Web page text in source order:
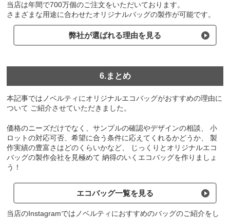
当店は年間で700万個のご注文をいただいております。
さまざまな用途に合わせたオリジナルバッグの製作が可能です。
弊社が選ばれる理由を見る
6.まとめ
本記事ではノベルティにオリジナルエコバッグがおすすめの理由に
ついて ご紹介させていただきました。
価格のニーズだけでなく、サンプルの確認やデザインの相談、
小
ロットの対応可否、希望に合う条件に応えてくれるかどうか、
製
作実績の豊富さはどのくらいかなど、
じっくりとオリジナルエコ
バッグの製作会社を見極めて 納得のいくエコバッグを作りましょ
う！
エコバッグ一覧を見る
当店のInstagramではノベルティにおすすめのバッグのご紹介をし